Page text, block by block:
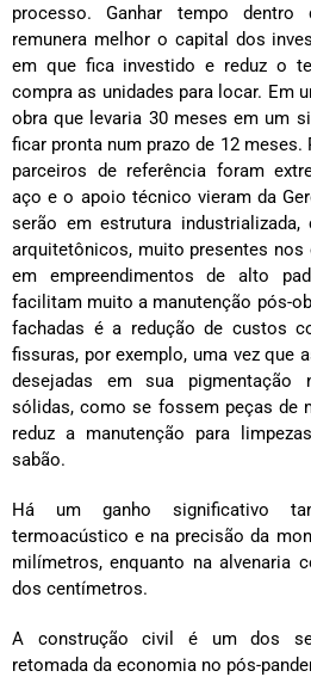
processo. Ganhar tempo
remunera melhor o capital dos
em que fica investido e reduz o
compra as unidades para locar. Em
obra que levaria 30 meses em um
ficar pronta num prazo de 12
parceiros de referência foram
aço e o apoio técnico vieram da
serão em estrutura
arquitetônicos, muito presentes
em empreendimentos de alto
facilitam muito a manutenção pós-
fachadas é a redução de custos
fissuras, por exemplo, uma vez que
desejadas em sua pigmentação
sólidas, como se fossem peças de
reduz a manutenção para
sabão.
Há um ganho significativo
termoacústico e na precisão da
milímetros, enquanto na alvenaria
dos centímetros.
A construção civil é um dos
retomada da economia no pós-